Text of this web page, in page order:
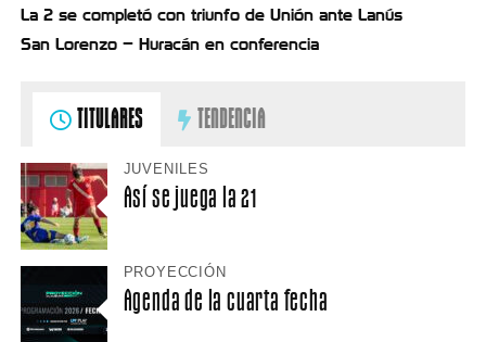
La 2 se completó con triunfo de Unión ante Lanús
San Lorenzo – Huracán en conferencia
TITULARES TENDENCIA
JUVENILES
Así se juega la 21
PROYECCIÓN
Agenda de la cuarta fecha